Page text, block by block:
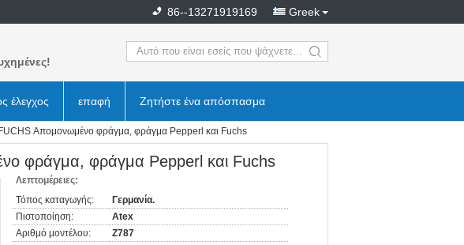
Greek
86--13271919169
search
έλεγχος επαφή Ζητήστε ένα απόσπασμα
Απομονωμένο φράγμα, φράγμα Pepperl και Fuchs
φράγμα, φράγμα Pepperl και Fuchs
Λεπτομέρειες:
Τόπος καταγωγής:
Γερμανία.
Πιστοποίηση:
Atex
Αριθμό μοντέλου:
Z787